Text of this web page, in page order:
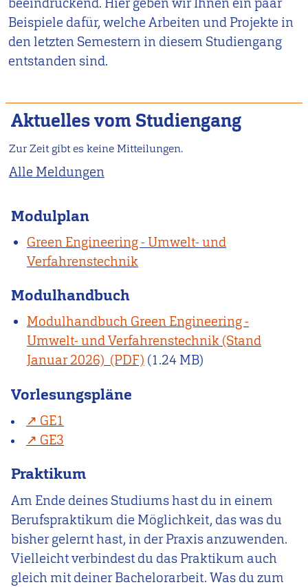
Beispiele dafür, welche Arbeiten und Projekte in
den letzten Semestern in diesem Studiengang
entstanden sind.
Aktuelles vom Studiengang
Zur Zeit gibt es keine Mitteilungen.
Alle Meldungen
Modulplan
Green Engineering - Umwelt- und
Verfahrenstechnik
Modulhandbuch
Modulhandbuch Green Engineering -
Umwelt- und Verfahrenstechnik (Stand
Januar 2026)
(1.24 MB)
Vorlesungspläne
GE1
GE3
Praktikum
Am Ende deines Studiums hast du in einem
Berufspraktikum die Möglichkeit, das was du
bisher gelernt hast, in der Praxis anzuwenden.
Vielleicht verbindest du das Praktikum auch
gleich mit deiner Bachelorarbeit. Was du zum